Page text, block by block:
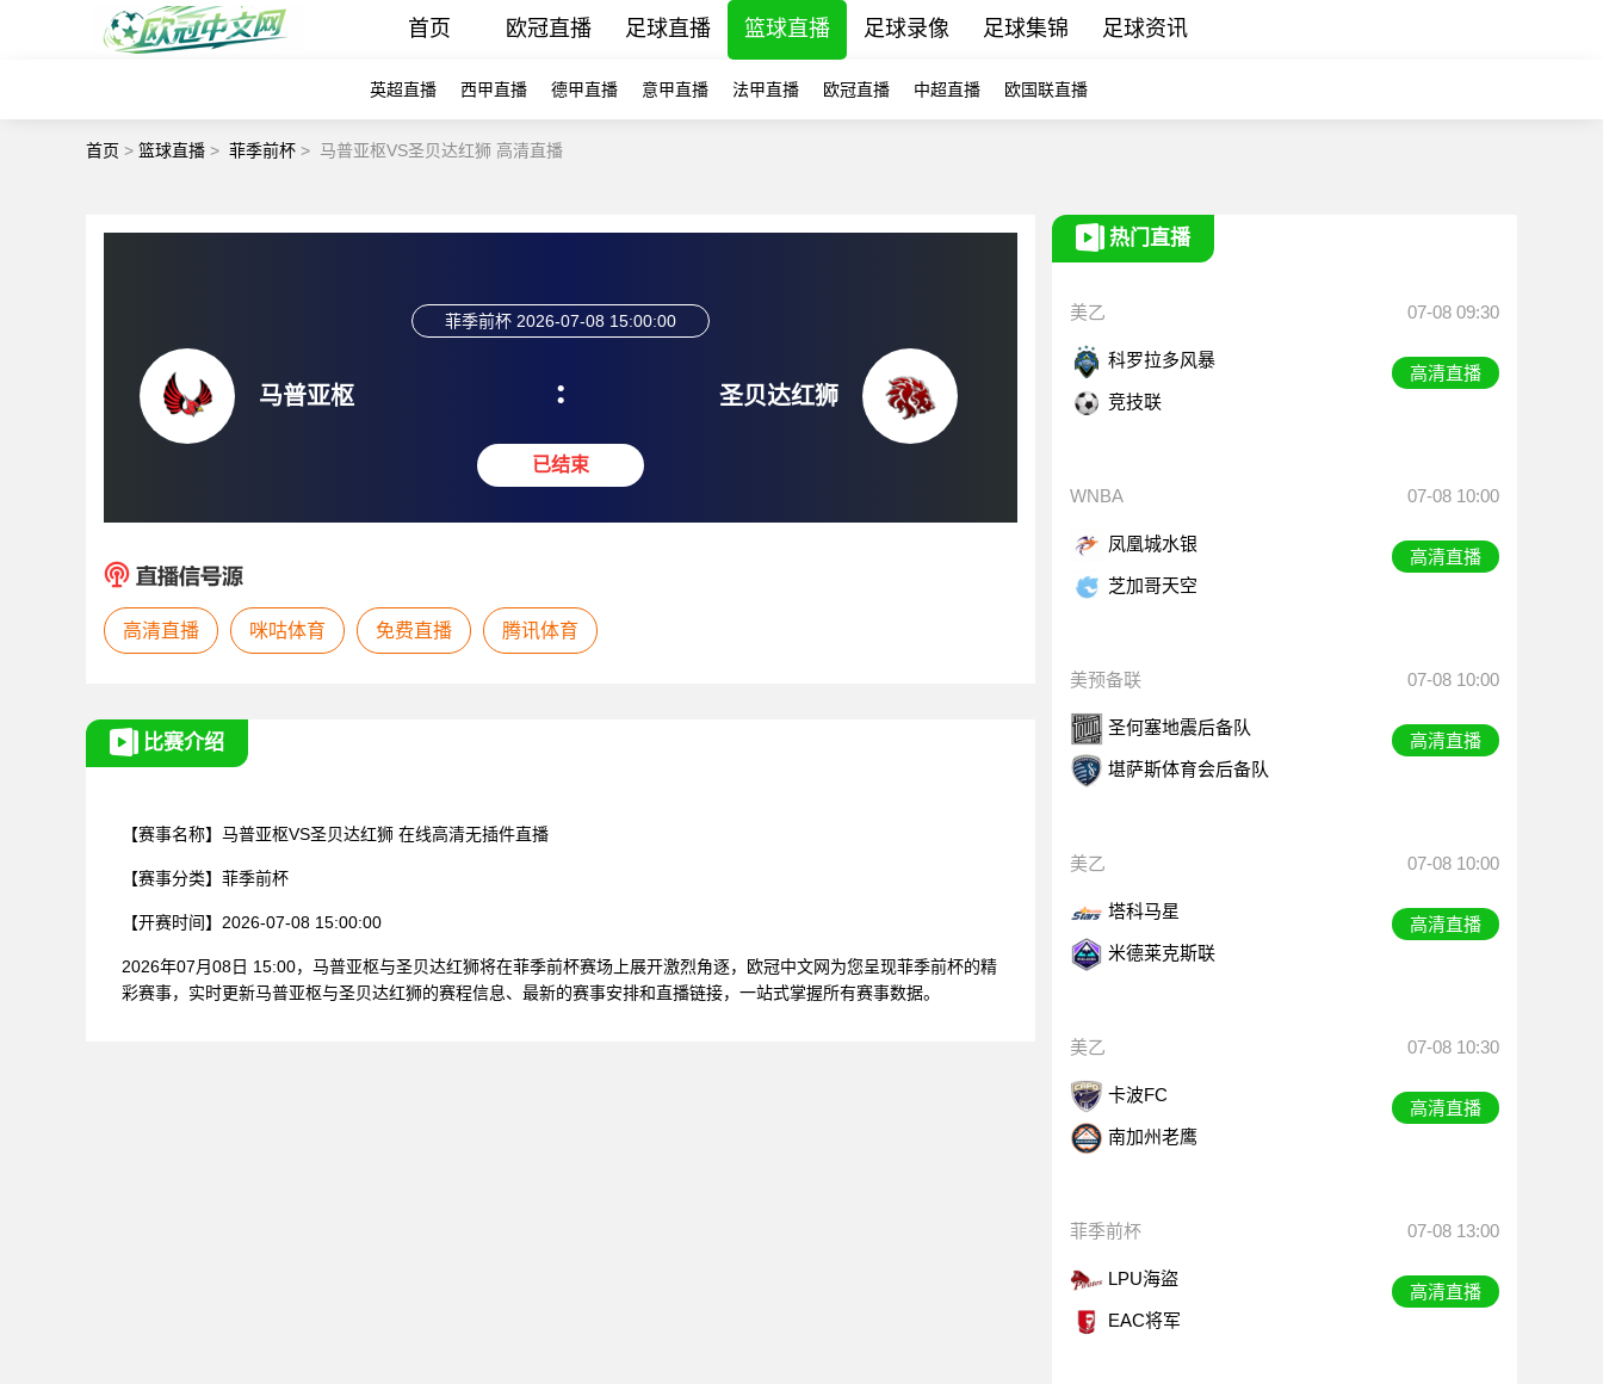
首页 欧冠直播 足球直播 篮球直播 足球录像 足球集锦 足球资讯
英超直播 西甲直播 德甲直播 意甲直播 法甲直播 欧冠直播 中超直播 欧国联直播
首页 > 篮球直播 > 菲季前杯 > 马普亚枢VS圣贝达红狮 高清直播
马普亚枢
菲季前杯 2026-07-08 15:00:00
:
已结束
圣贝达红狮
高清直播 咪咕体育 免费直播 腾讯体育
比赛介绍
【赛事名称】 马普亚枢VS圣贝达红狮 在线高清无插件直播
【赛事分类】 菲季前杯
【开赛时间】 2026-07-08 15:00:00
2026年07月08日 15:00，马普亚枢与圣贝达红狮将在菲季前杯赛场上展开激烈角逐，欧冠中文网为您呈现菲季前杯的精
彩赛事，实时更新马普亚枢与圣贝达红狮的赛程信息、最新的赛事安排和直播链接，一站式掌握所有赛事数据。
热门直播
美乙 07-08 09:30
科罗拉多风暴
竞技联
高清直播
WNBA 07-08 10:00
凤凰城水银
芝加哥天空
高清直播
美预备联 07-08 10:00
圣何塞地震后备队
堪萨斯体育会后备队
高清直播
美乙 07-08 10:00
塔科马星
米德莱克斯联
高清直播
美乙 07-08 10:30
卡波FC
南加州老鹰
高清直播
菲季前杯 07-08 13:00
LPU海盜
EAC将军
高清直播